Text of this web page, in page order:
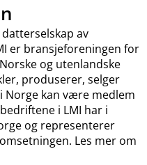
av
er bransjeforeningen for
og utenlandske
produserer, selger
Norge kan være medlem
i LMI har i
og representerer
Les mer om